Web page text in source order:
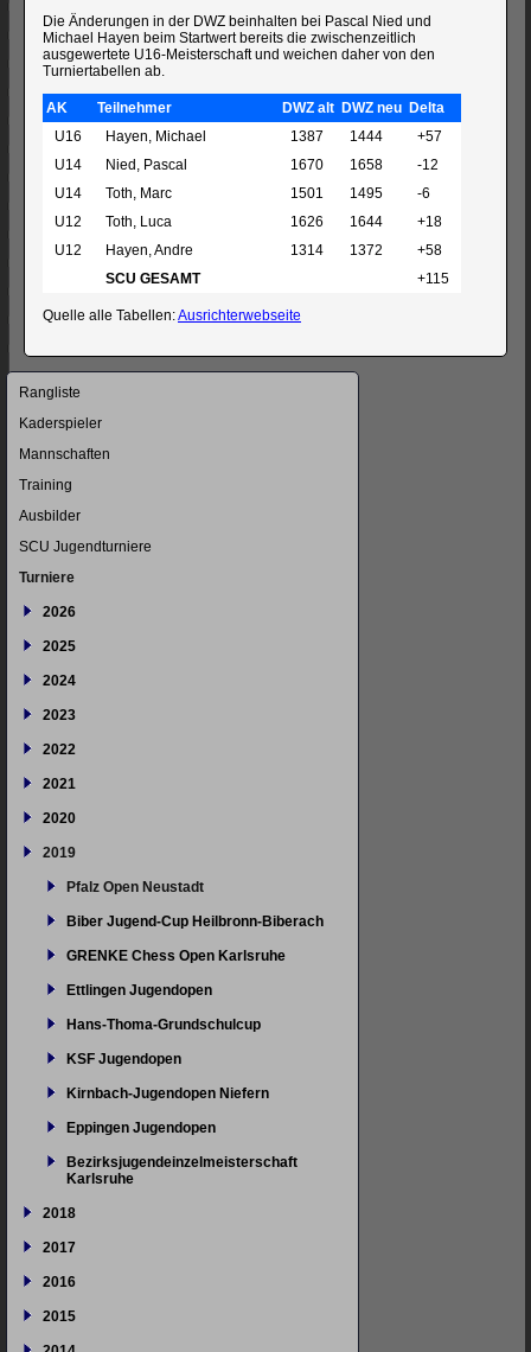
Die Änderungen in der DWZ beinhalten bei Pascal Nied und
Michael Hayen beim Startwert bereits die zwischenzeitlich
ausgewertete U16-Meisterschaft und weichen daher von den
Turniertabellen ab.
AK Teilnehmer DWZ alt DWZ neu Delta
U16
Hayen, Michael 1387 1444
+57
U14
Nied, Pascal 1670 1658
-12
U14
Toth, Marc 1501 1495
-6
U12
Toth, Luca 1626 1644
+18
U12
Hayen, Andre 1314 1372
+58
SCU GESAMT
+115
Quelle alle Tabellen:Ausrichterwebseite
Navigation
Rangliste
Kaderspieler
Mannschaften
Training
Ausbilder
SCU Jugendturniere
Turniere
2026
2025
2024
2023
2022
2021
2020
2019
Pfalz Open Neustadt
Biber Jugend-Cup Heilbronn-Biberach
GRENKE Chess Open Karlsruhe
Ettlingen Jugendopen
Hans-Thoma-Grundschulcup
KSF Jugendopen
Kirnbach-Jugendopen Niefern
Eppingen Jugendopen
Bezirksjugendeinzelmeisterschaft
Karlsruhe
2018
2017
2016
2015